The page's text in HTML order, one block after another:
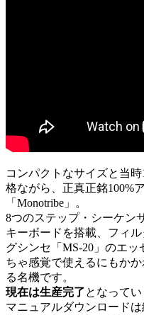
コンパクトなサイズと当
格ながら、正真正銘100%
「Monotribe」。
8つのステップ・シーケン
キーボードを搭載、フィ
グシンセ「MS-20」のエ
ちゃ感覚で使えるにもか
る名機です。
現在は生産完了となって
マニュアルダウンロード